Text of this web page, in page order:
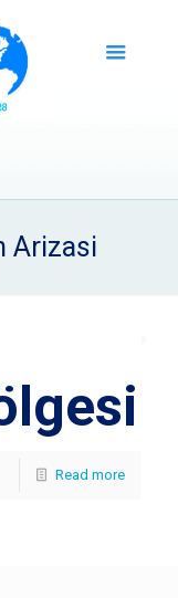
Arizasi
Read more